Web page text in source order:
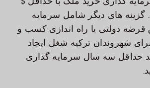
است. گزینه های دیگر شامل سرمایه
قرضه دولتی یا راه اندازی کسب و
شهروندان ترکیه شغل ایجاد
حداقل سه سال سرمایه گذاری